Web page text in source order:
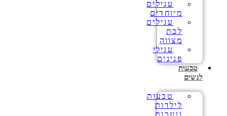
עגילים
מיוחדים
עגילים
לבת
מצווה
עגילי
פנינים
טבעות
לנשים
טבעות
לילדות
ונערות